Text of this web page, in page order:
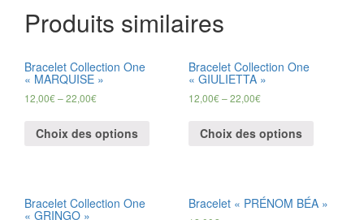
Produits similaires
Bracelet Collection One
« MARQUISE »
12,00€–22,00€
Choix des options
Bracelet Collection One
« GIULIETTA »
12,00€–22,00€
Choix des options
Bracelet Collection One
« GRINGO »
Bracelet « PRÉNOM BÉA »